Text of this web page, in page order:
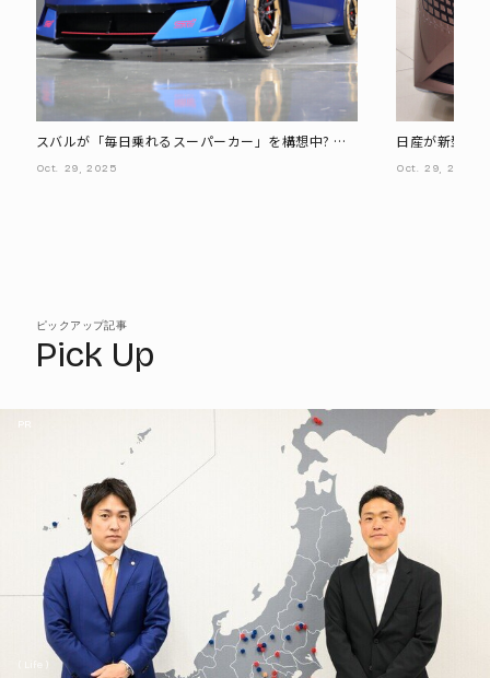
スバルが「毎日乗れるスーパーカー」を構想中? 新
しいBEVコンセプトを実車確認
Oct. 29, 2025
日産が新型「
りないものを
Oct. 29, 2025
ピックアップ記事
Pick Up
PR